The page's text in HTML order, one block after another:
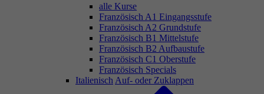
alle Kurse
Französisch A1 Eingangsstufe
Französisch A2 Grundstufe
Französisch B1 Mittelstufe
Französisch B2 Aufbaustufe
Französisch C1 Oberstufe
Französisch Specials
Italienisch Auf- oder Zuklappen